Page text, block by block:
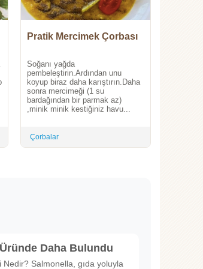
Pratik Mercimek Çorbası
Soğanı yağda
pembeleştirin.Ardından unu
koyup biraz daha karıştırın.Daha
sonra mercimeği (1 su
bardağından bir parmak az)
,minik minik kestiğiniz havu...
Çorbalar
Daha Bulundu
Salmonella, gıda yoluyla